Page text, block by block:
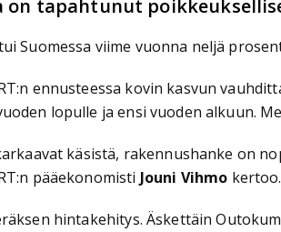
on tapahtunut
Suomessa viime vuonna neljä
ennusteessa kovin kasvun
lopulle ja ensi vuoden alkuun.
käsistä, rakennushanke on
pääekonomisti Jouni Vihmo kertoo.
hintakehitys. Äskettäin